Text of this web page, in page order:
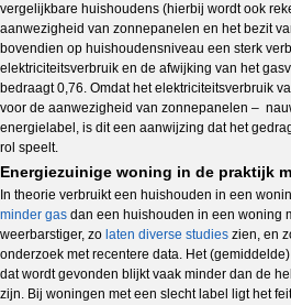
vergelijkbare huishoudens (hierbij wordt ook
aanwezigheid van zonnepanelen en het bezit
bovendien op huishoudensniveau een sterk
elektriciteitsverbruik en de afwijking van het
bedraagt 0,76. Omdat het elektriciteitsverbruik
voor de aanwezigheid van zonnepanelen –
energielabel, is dit een aanwijzing dat het
rol speelt.
Energiezuinige woning in de praktijk
In theorie verbruikt een huishouden in een
minder gas dan een huishouden in een woning
weerbarstiger, zo laten diverse studies zien, en
onderzoek met recentere data. Het
dat wordt gevonden blijkt vaak minder dan de
zijn. Bij woningen met een slecht label ligt het